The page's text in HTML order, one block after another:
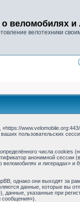
веломобилях и
велотехники
пользовательских
числа cookies
анонимной сессии
и лигерадах» и
однако они выходят за
данные, которые вы
указанные при